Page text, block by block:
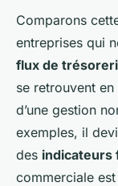
Comparons
entreprises qui
flux de
se retrouvent
d’une gestion
exemples, il
des indicateurs
commerciale